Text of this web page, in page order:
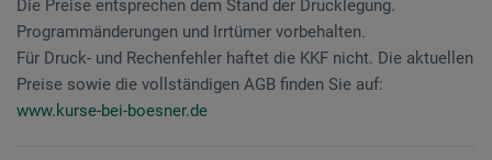
Die Preise entsprechen dem Stand der Drucklegung.
Programmänderungen und Irrtümer vorbehalten.
Für Druck- und Rechenfehler haftet die KKF nicht. Die aktuellen
Preise sowie die vollständigen AGB finden Sie auf:
www.kurse-bei-boesner.de